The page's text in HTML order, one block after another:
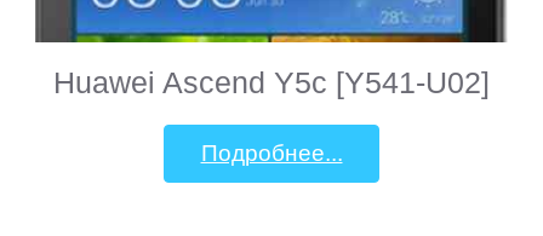
Huawei Ascend Y5c [Y541-U02]
Подробнее...